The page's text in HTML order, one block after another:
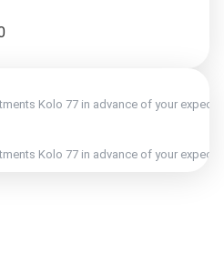
Kolo 77 in advance of your
Kolo 77 in advance of your